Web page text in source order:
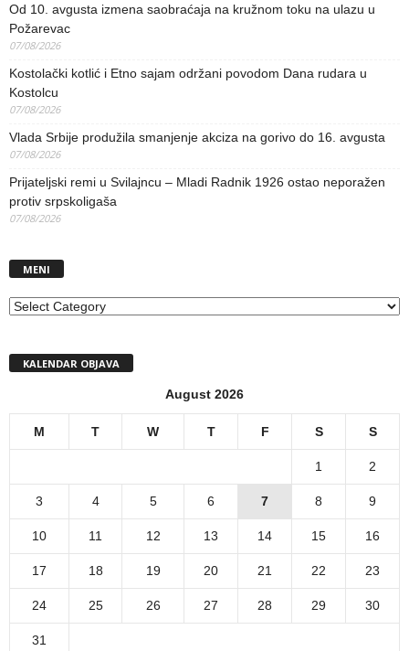
Od 10. avgusta izmena saobraćaja na kružnom toku na ulazu u
Požarevac
07/08/2026
Kostolački kotlić i Etno sajam održani povodom Dana rudara u
Kostolcu
07/08/2026
Vlada Srbije produžila smanjenje akciza na gorivo do 16. avgusta
07/08/2026
Prijateljski remi u Svilajncu – Mladi Radnik 1926 ostao neporažen
protiv srpskoligaša
07/08/2026
MENI
MENI
KALENDAR OBJAVA
August 2026
M T W T F S S
1 2
3 4 5 6 7 8 9
10 11 12 13 14 15 16
17 18 19 20 21 22 23
24 25 26 27 28 29 30
31